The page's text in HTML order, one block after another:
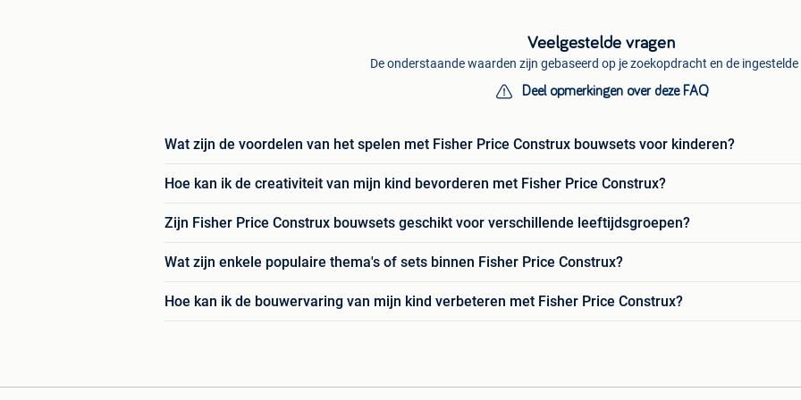
Veelgestelde vragen
De onderstaande waarden zijn gebaseerd op je zoekopdracht en de
Deel opmerkingen over deze FAQ
Wat zijn de voordelen van het spelen met Fisher Price Construx bouwsets voor kinderen?
Hoe kan ik de creativiteit van mijn kind bevorderen met Fisher Price Construx?
Zijn Fisher Price Construx bouwsets geschikt voor verschillende leeftijdsgroepen?
Wat zijn enkele populaire thema's of sets binnen Fisher Price Construx?
Hoe kan ik de bouwervaring van mijn kind verbeteren met Fisher Price Construx?